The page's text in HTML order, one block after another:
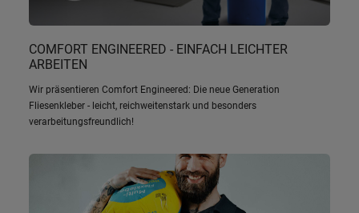
COMFORT ENGINEERED - EINFACH LEICHTER
ARBEITEN
Wir präsentieren Comfort Engineered: Die neue Generation
Fliesenkleber - leicht, reichweitenstark und besonders
verarbeitungsfreundlich!